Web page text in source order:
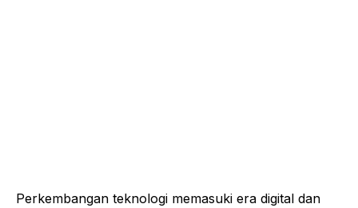
Perkembangan teknologi memasuki era digital dan